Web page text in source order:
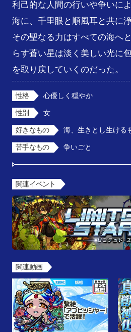
利己的な人間の行いや争いに
海に、千里眼と順風耳と共に
その聖なる力はすべての海へ
らす蒼い星は淡く美しい光に
を取り戻していくのだった。
性格 心優しく穏やか
性別 女
好きなもの 海、生きとし生ける
苦手なもの 争いごと
関連イベント
関連動画